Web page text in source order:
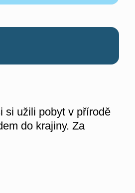
si užili pobyt v přírodě
do krajiny. Za